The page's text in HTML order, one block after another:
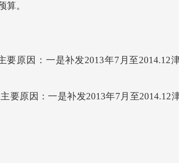
。
原因：一是补发2013年7月至2014.12
原因：一是补发2013年7月至2014.12